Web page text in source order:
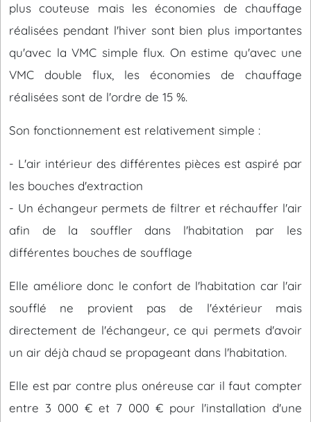
plus couteuse mais les économies de chauffage
réalisées pendant l'hiver sont bien plus importantes
qu'avec la VMC simple flux. On estime qu'avec une
VMC double flux, les économies de chauffage
réalisées sont de l'ordre de 15 %.
Son fonctionnement est relativement simple :
- L'air intérieur des différentes pièces est aspiré par
les bouches d'extraction
- Un échangeur permets de filtrer et réchauffer l'air
afin de la souffler dans l'habitation par les
différentes bouches de soufflage
Elle améliore donc le confort de l'habitation car l'air
soufflé ne provient pas de l'éxtérieur mais
directement de l'échangeur, ce qui permets d'avoir
un air déjà chaud se propageant dans l'habitation.
Elle est par contre plus onéreuse car il faut compter
entre 3 000 € et 7 000 € pour l'installation d'une